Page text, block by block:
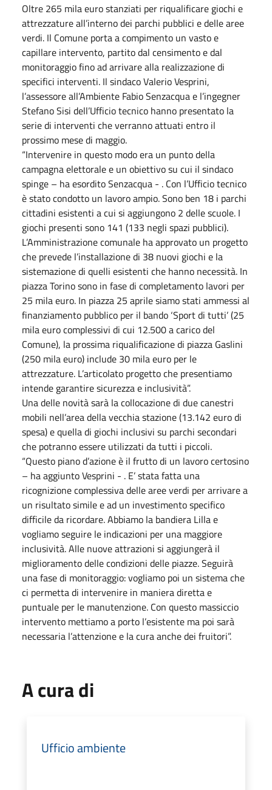
Oltre 265 mila euro stanziati per riqualificare giochi e
attrezzature all’interno dei parchi pubblici e delle aree
verdi. Il Comune porta a compimento un vasto e
capillare intervento, partito dal censimento e dal
monitoraggio fino ad arrivare alla realizzazione di
specifici interventi. Il sindaco Valerio Vesprini,
l’assessore all’Ambiente Fabio Senzacqua e l’ingegner
Stefano Sisi dell’Ufficio tecnico hanno presentato la
serie di interventi che verranno attuati entro il
prossimo mese di maggio.
“Intervenire in questo modo era un punto della
campagna elettorale e un obiettivo su cui il sindaco
spinge – ha esordito Senzacqua - . Con l’Ufficio tecnico
è stato condotto un lavoro ampio. Sono ben 18 i parchi
cittadini esistenti a cui si aggiungono 2 delle scuole. I
giochi presenti sono 141 (133 negli spazi pubblici).
L’Amministrazione comunale ha approvato un progetto
che prevede l’installazione di 38 nuovi giochi e la
sistemazione di quelli esistenti che hanno necessità. In
piazza Torino sono in fase di completamento lavori per
25 mila euro. In piazza 25 aprile siamo stati ammessi al
finanziamento pubblico per il bando ‘Sport di tutti’ (25
mila euro complessivi di cui 12.500 a carico del
Comune), la prossima riqualificazione di piazza Gaslini
(250 mila euro) include 30 mila euro per le
attrezzature. L’articolato progetto che presentiamo
intende garantire sicurezza e inclusività”.
Una delle novità sarà la collocazione di due canestri
mobili nell’area della vecchia stazione (13.142 euro di
spesa) e quella di giochi inclusivi su parchi secondari
che potranno essere utilizzati da tutti i piccoli.
“Questo piano d’azione è il frutto di un lavoro certosino
– ha aggiunto Vesprini - . E’ stata fatta una
ricognizione complessiva delle aree verdi per arrivare a
un risultato simile e ad un investimento specifico
difficile da ricordare. Abbiamo la bandiera Lilla e
vogliamo seguire le indicazioni per una maggiore
inclusività. Alle nuove attrazioni si aggiungerà il
miglioramento delle condizioni delle piazze. Seguirà
una fase di monitoraggio: vogliamo poi un sistema che
ci permetta di intervenire in maniera diretta e
puntuale per le manutenzione. Con questo massiccio
intervento mettiamo a porto l’esistente ma poi sarà
necessaria l’attenzione e la cura anche dei fruitori”.
A cura di
Ufficio ambiente